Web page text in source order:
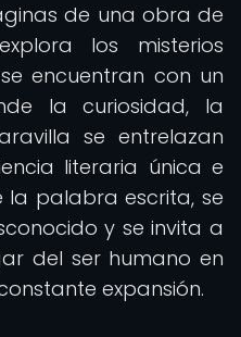
de una obra de
los misterios
encuentran con un
la curiosidad, la
se entrelazan
literaria única e
la palabra escrita, se
y se invita a
del ser humano en
expansión.